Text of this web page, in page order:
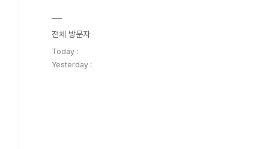
전체 방문자
Today :
Yesterday :